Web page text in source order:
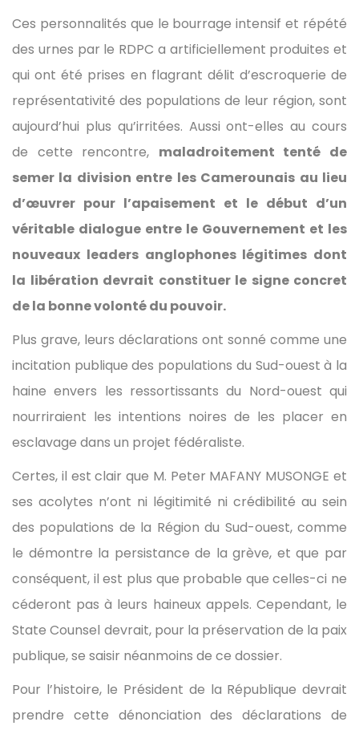
Ces personnalités que le bourrage intensif et répété
des urnes par le RDPC a artificiellement produites et
qui ont été prises en flagrant délit d’escroquerie de
représentativité des populations de leur région, sont
aujourd’hui plus qu’irritées. Aussi ont-elles au cours
de cette rencontre, maladroitement tenté de
semer la division entre les Camerounais au lieu
d’œuvrer pour l’apaisement et le début d’un
véritable dialogue entre le Gouvernement et les
nouveaux leaders anglophones légitimes dont
la libération devrait constituer le signe concret
de la bonne volonté du pouvoir.
Plus grave, leurs déclarations ont sonné comme une
incitation publique des populations du Sud-ouest à la
haine envers les ressortissants du Nord-ouest qui
nourriraient les intentions noires de les placer en
esclavage dans un projet fédéraliste.
Certes, il est clair que M. Peter MAFANY MUSONGE et
ses acolytes n’ont ni légitimité ni crédibilité au sein
des populations de la Région du Sud-ouest, comme
le démontre la persistance de la grève, et que par
conséquent, il est plus que probable que celles-ci ne
céderont pas à leurs haineux appels. Cependant, le
State Counsel devrait, pour la préservation de la paix
publique, se saisir néanmoins de ce dossier.
Pour l’histoire, le Président de la République devrait
prendre cette dénonciation des déclarations de